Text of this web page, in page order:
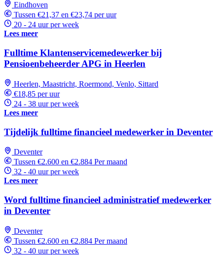
Eindhoven
Tussen €21,37 en €23,74 per uur
20 - 24 uur per week
Lees meer
Fulltime Klantenservicemedewerker bij
Pensioenbeheerder APG in Heerlen
Heerlen, Maastricht, Roermond, Venlo, Sittard
€18,85 per uur
24 - 38 uur per week
Lees meer
Tijdelijk fulltime financieel medewerker in Deventer
Deventer
Tussen €2.600 en €2.884 Per maand
32 - 40 uur per week
Lees meer
Word fulltime financieel administratief medewerker
in Deventer
Deventer
Tussen €2.600 en €2.884 Per maand
32 - 40 uur per week